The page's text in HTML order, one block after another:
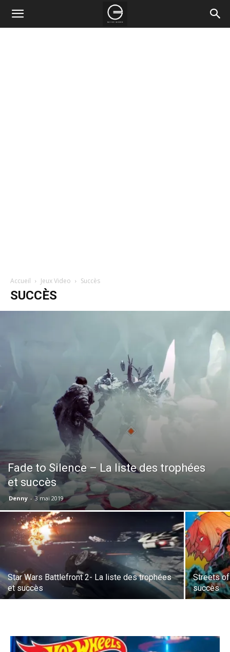
Accueil Jeux Video Succès
SUCCÈS
Fade to Silence – La liste des trophées
et succès
Denny - 3 mai 2019
Star Wars Battlefront 2- La liste des trophées
et succès
Streets
succès